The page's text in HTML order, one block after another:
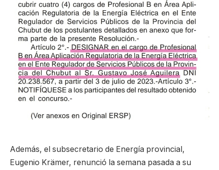
Además, el subsecretario de Energía provincial,
Eugenio Krämer, renunció la semana pasada a su